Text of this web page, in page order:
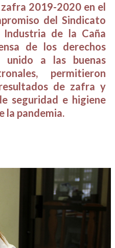
2019-2020 en el
del Sindicato
de la Caña
de los derechos
unido a las buenas
permitieron
de zafra y
seguridad e higiene
la pandemia.